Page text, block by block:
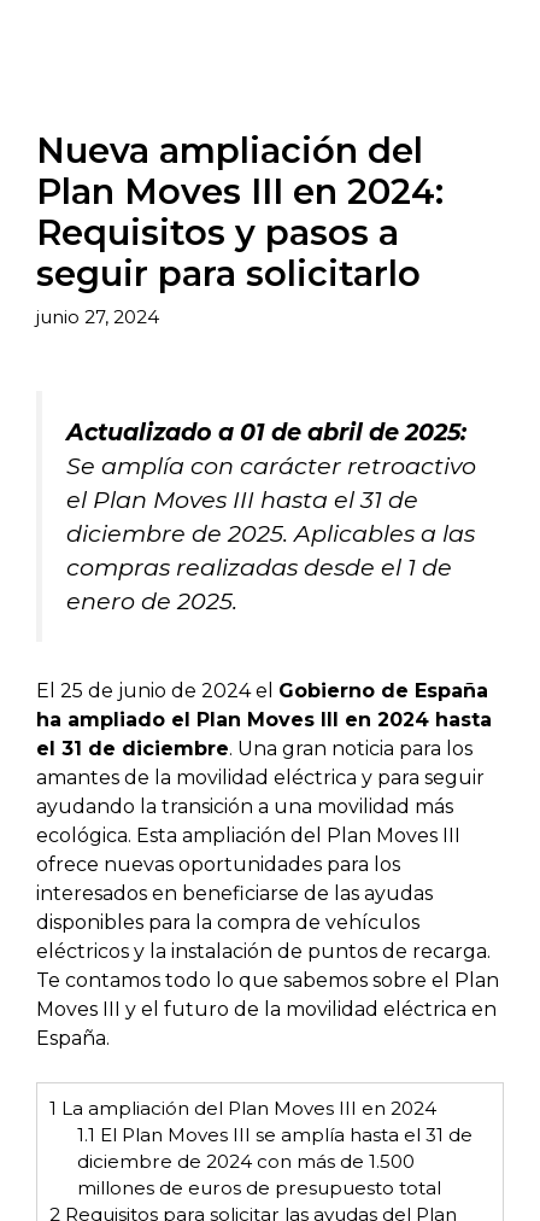
Nueva ampliación del
Plan Moves III en 2024:
Requisitos y pasos a
seguir para solicitarlo
junio 27, 2024
Actualizado a 01 de abril de 2025:
Se amplía con carácter retroactivo
el Plan Moves III hasta el 31 de
diciembre de 2025. Aplicables a las
compras realizadas desde el 1 de
enero de 2025.
El 25 de junio de 2024 el Gobierno de España
ha ampliado el Plan Moves III en 2024 hasta
el 31 de diciembre. Una gran noticia para los
amantes de la movilidad eléctrica y para seguir
ayudando la transición a una movilidad más
ecológica. Esta ampliación del Plan Moves III
ofrece nuevas oportunidades para los
interesados en beneficiarse de las ayudas
disponibles para la compra de vehículos
eléctricos y la instalación de puntos de recarga.
Te contamos todo lo que sabemos sobre el Plan
Moves III y el futuro de la movilidad eléctrica en
España.
1 La ampliación del Plan Moves III en 2024
1.1 El Plan Moves III se amplía hasta el 31 de
diciembre de 2024 con más de 1.500
millones de euros de presupuesto total
2 Requisitos para solicitar las ayudas del Plan